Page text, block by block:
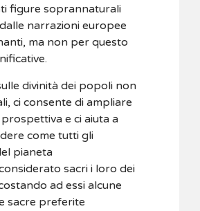
figure soprannaturali
narrazioni europee
ma non per questo
divinità dei popoli non
ci consente di ampliare
e ci aiuta a
come tutti gli
pianeta
sacri i loro dei
ad essi alcune
sacre preferite